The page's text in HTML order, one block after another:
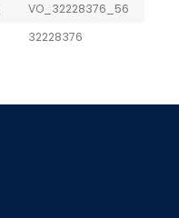
VO_32228376_56
32228376